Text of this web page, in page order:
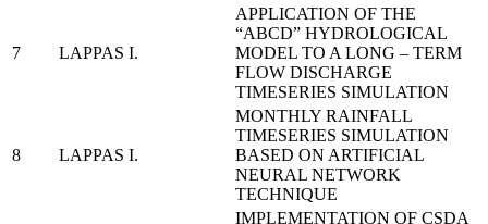
7 LAPPAS I.
APPLICATION OF THE
“ABCD” HYDROLOGICAL
MODEL TO A LONG – TERM
FLOW DISCHARGE
TIMESERIES SIMULATION
8 LAPPAS I.
MONTHLY RAINFALL
TIMESERIES SIMULATION
BASED ON ARTIFICIAL
NEURAL NETWORK
TECHNIQUE
IMPLEMENTATION OF CSDA